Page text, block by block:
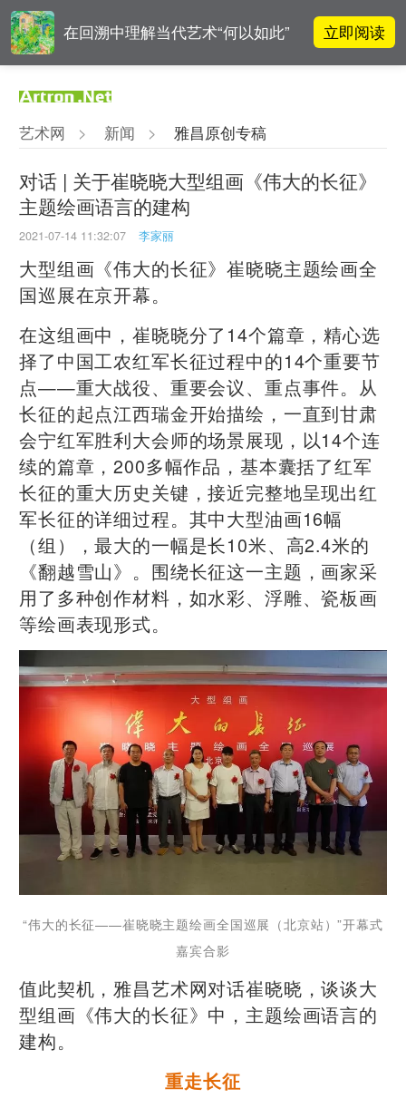
在回溯中理解当代艺术“何以如此” 立即阅读
粤籍留美艺术家
张瀚文：以物质媒介具象化精神世
界
“纤维”提问2022：存在何“缓”？
艺术网 > 新闻 > 雅昌原创专稿
对话 | 关于崔晓晓大型组画《伟大的长征》
主题绘画语言的建构
2021-07-14 11:32:07 李家丽
大型组画《伟大的长征》崔晓晓主题绘画全
国巡展在京开幕。
在这组画中，崔晓晓分了14个篇章，精心选
择了中国工农红军长征过程中的14个重要节
点——重大战役、重要会议、重点事件。从
长征的起点江西瑞金开始描绘，一直到甘肃
会宁红军胜利大会师的场景展现，以14个连
续的篇章，200多幅作品，基本囊括了红军
长征的重大历史关键，接近完整地呈现出红
军长征的详细过程。其中大型油画16幅
（组），最大的一幅是长10米、高2.4米的
《翻越雪山》。围绕长征这一主题，画家采
用了多种创作材料，如水彩、浮雕、瓷板画
等绘画表现形式。
“伟大的长征——崔晓晓主题绘画全国巡展（北京站）”开幕式
嘉宾合影
值此契机，雅昌艺术网对话崔晓晓，谈谈大
型组画《伟大的长征》中，主题绘画语言的
建构。
重走长征